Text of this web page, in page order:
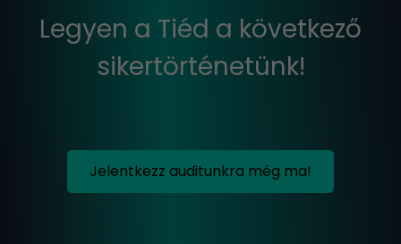
Legyen a Tiéd a következő
sikertörténetünk!
Jelentkezz auditunkra még ma!